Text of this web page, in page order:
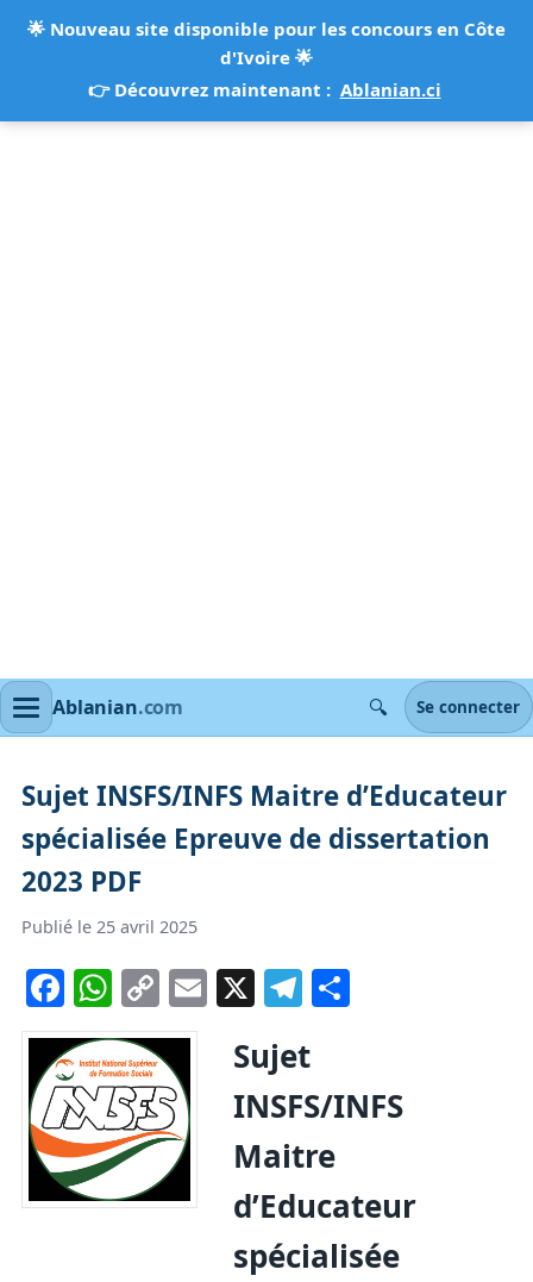
🌟 Nouveau site disponible pour les concours en Côte
d'Ivoire 🌟
👉 Découvrez maintenant : Ablanian.ci
Ablanian.com 🔍 Se connecter
Sujet INSFS/INFS Maitre d’Educateur
spécialisée Epreuve de dissertation
2023 PDF
Publié le 25 avril 2025
Facebook
WhatsApp
Copy
Link
Email
X Telegram
Partager
Sujet
INSFS/INFS
Maitre
d’Educateur
spécialisée